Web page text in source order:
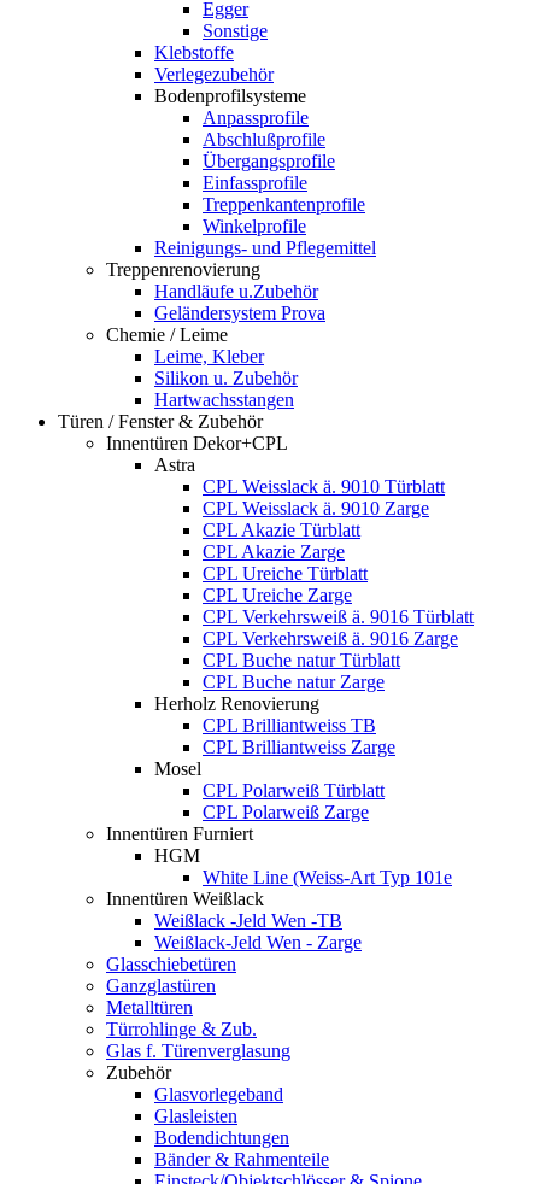
Egger
Sonstige
Klebstoffe
Verlegezubehör
Bodenprofilsysteme
Anpassprofile
Abschlußprofile
Übergangsprofile
Einfassprofile
Treppenkantenprofile
Winkelprofile
Reinigungs- und Pflegemittel
Treppenrenovierung
Handläufe u.Zubehör
Geländersystem Prova
Chemie / Leime
Leime, Kleber
Silikon u. Zubehör
Hartwachsstangen
Türen / Fenster & Zubehör
Innentüren Dekor+CPL
Astra
CPL Weisslack ä. 9010 Türblatt
CPL Weisslack ä. 9010 Zarge
CPL Akazie Türblatt
CPL Akazie Zarge
CPL Ureiche Türblatt
CPL Ureiche Zarge
CPL Verkehrsweiß ä. 9016 Türblatt
CPL Verkehrsweiß ä. 9016 Zarge
CPL Buche natur Türblatt
CPL Buche natur Zarge
Herholz Renovierung
CPL Brilliantweiss TB
CPL Brilliantweiss Zarge
Mosel
CPL Polarweiß Türblatt
CPL Polarweiß Zarge
Innentüren Furniert
HGM
White Line (Weiss-Art Typ 101e
Innentüren Weißlack
Weißlack -Jeld Wen -TB
Weißlack-Jeld Wen - Zarge
Glasschiebetüren
Ganzglastüren
Metalltüren
Türrohlinge & Zub.
Glas f. Türenverglasung
Zubehör
Glasvorlegeband
Glasleisten
Bodendichtungen
Bänder & Rahmenteile